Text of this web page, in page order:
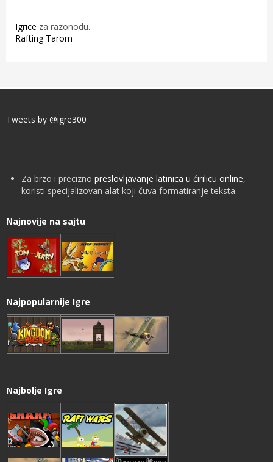
Igrice za razonodu.
Rafting Tarom
Tweets by @igre300
Za brzo i precizno preslovljavanje latinica u ćirilicu online,
koristi specijalizovan alat koji čuva formatiranje teksta.
Najnovije na sajtu
Najpopularnije Igre
Najbolje Igre